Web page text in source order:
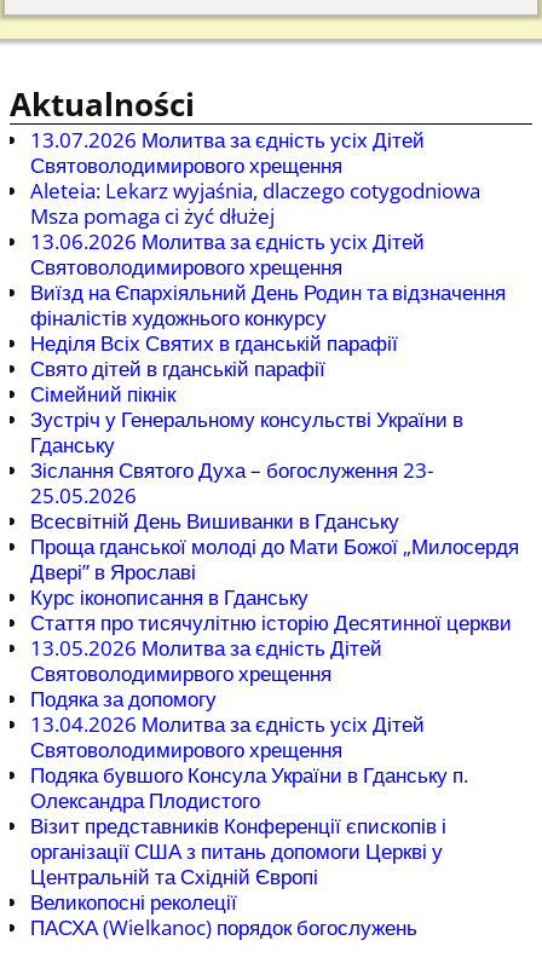
Aktualności
13.07.2026 Молитва за єдність усіх Дітей
Святоволодимирового хрещення
Aleteia: Lekarz wyjaśnia, dlaczego cotygodniowa
Msza pomaga ci żyć dłużej
13.06.2026 Молитва за єдність усіх Дітей
Святоволодимирового хрещення
Виїзд на Єпархіяльний День Родин та відзначення
фіналістів художнього конкурсу
Неділя Всіх Святих в гданській парафії
Свято дітей в гданській парафії
Сімейний пікнік
Зустріч у Генеральному консульстві України в
Гданську
Зіслання Святого Духа – богослуження 23-
25.05.2026
Всесвітній День Вишиванки в Гданську
Проща гданської молоді до Мати Божої „Милосердя
Двері” в Ярославі
Курс іконописання в Гданську
Стаття про тисячулітню історію Десятинної церкви
13.05.2026 Молитва за єдність Дітей
Святоволодимирвого хрещення
Подяка за допомогу
13.04.2026 Молитва за єдність усіх Дітей
Святоволодимирового хрещення
Подяка бувшого Консула України в Гданську п.
Олександра Плодистого
Візит представників Конференції єпископів і
організації США з питань допомоги Церкві у
Центральній та Східній Європі
Великопосні реколеції
ПАСХА (Wielkanoc) порядок богослужень